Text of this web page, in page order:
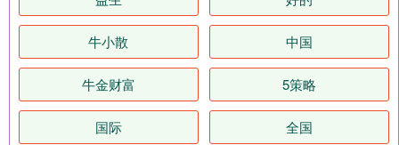
牛小散 中国
牛金财富 5策略
国际 全国